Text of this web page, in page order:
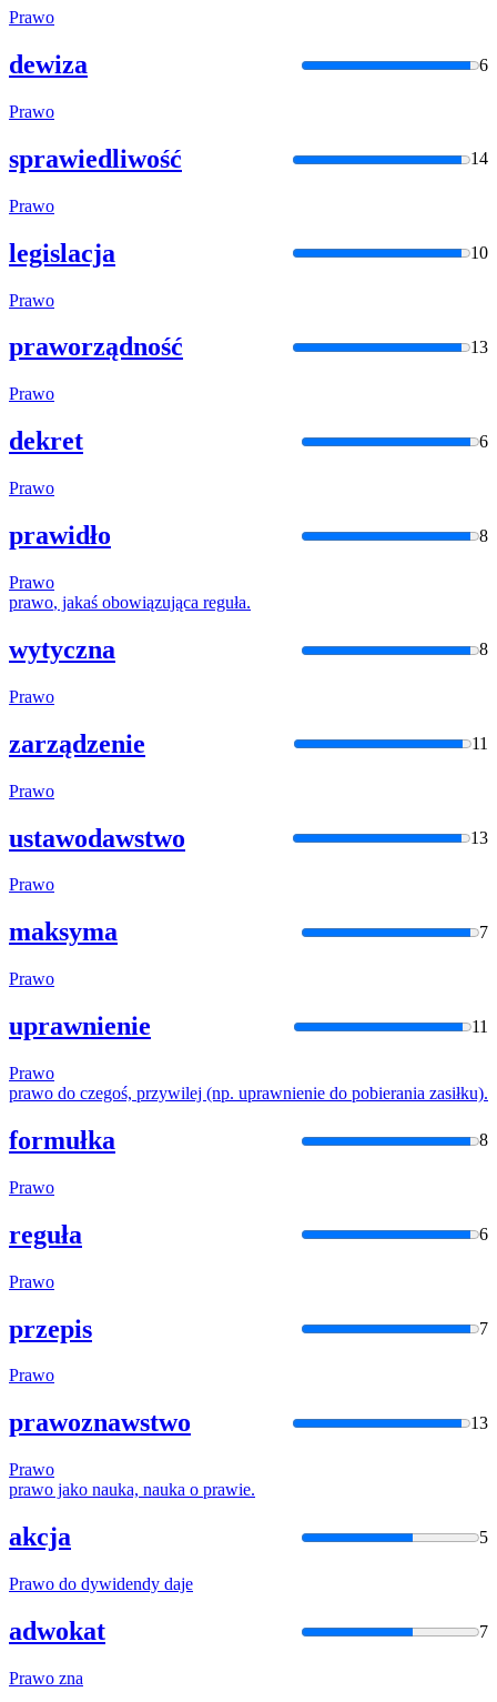
Prawo
dewiza 6
Prawo
sprawiedliwość 14
Prawo
legislacja 10
Prawo
praworządność 13
Prawo
dekret 6
Prawo
prawidło 8
Prawo
prawo, jakaś obowiązująca reguła.
wytyczna 8
Prawo
zarządzenie 11
Prawo
ustawodawstwo 13
Prawo
maksyma 7
Prawo
uprawnienie 11
Prawo
prawo do czegoś, przywilej (np. uprawnienie do pobierania zasiłku).
formułka 8
Prawo
reguła 6
Prawo
przepis 7
Prawo
prawoznawstwo 13
Prawo
prawo jako nauka, nauka o prawie.
akcja 5
Prawo do dywidendy daje
adwokat 7
Prawo zna